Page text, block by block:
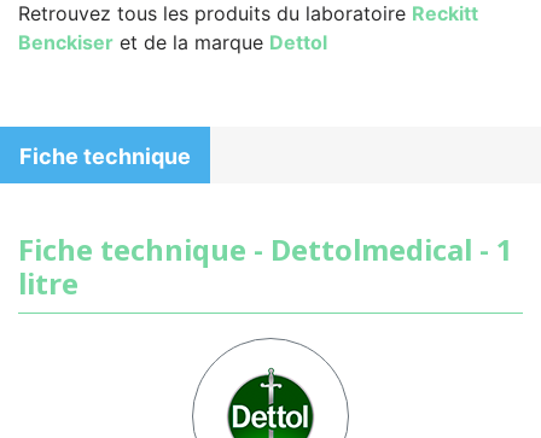
Retrouvez tous les produits du laboratoire Reckitt
Benckiser et de la marque Dettol
Fiche technique
Fiche technique - Dettolmedical - 1
litre